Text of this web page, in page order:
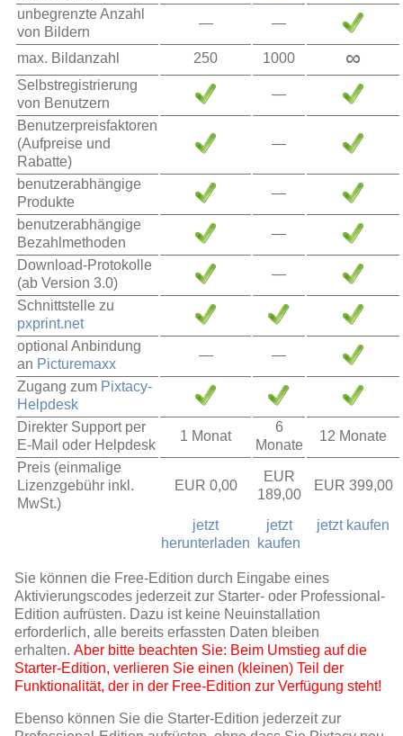
unbegrenzte Anzahl
von Bildern
— —
max. Bildanzahl 250 1000 ∞
Selbstregistrierung
von Benutzern
—
Benutzerpreisfaktoren
(Aufpreise und
Rabatte)
—
benutzerabhängige
Produkte
—
benutzerabhängige
Bezahlmethoden
—
Download-Protokolle
(ab Version 3.0)
—
Schnittstelle zu
pxprint.net
optional Anbindung
an Picturemaxx
— —
Zugang zum Pixtacy-
Helpdesk
Direkter Support per
E-Mail oder Helpdesk
1 Monat
6
Monate
12 Monate
Preis (einmalige
Lizenzgebühr inkl.
MwSt.)
EUR 0,00
EUR
189,00
EUR 399,00
jetzt
herunterladen
jetzt
kaufen
jetzt kaufen
Sie können die Free-Edition durch Eingabe eines
Aktivierungscodes jederzeit zur Starter- oder Professional-
Edition aufrüsten. Dazu ist keine Neuinstallation
erforderlich, alle bereits erfassten Daten bleiben
erhalten. Aber bitte beachten Sie: Beim Umstieg auf die
Starter-Edition, verlieren Sie einen (kleinen) Teil der
Funktionalität, der in der Free-Edition zur Verfügung steht!
Ebenso können Sie die Starter-Edition jederzeit zur